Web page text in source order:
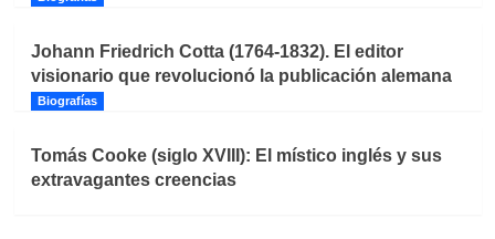
Johann Friedrich Cotta (1764-1832). El editor
visionario que revolucionó la publicación alemana
Biografías
Tomás Cooke (siglo XVIII): El místico inglés y sus
extravagantes creencias